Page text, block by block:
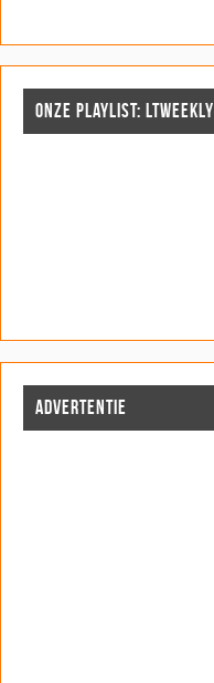
ONZE PLAYLIST: LTWEEKLY
ADVERTENTIE